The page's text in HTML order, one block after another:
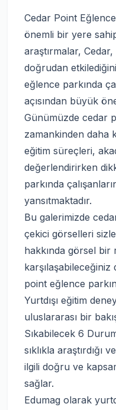
Cedar Point
önemli bir yere
araştırmalar,
doğrudan
eğlence parkında
açısından büyük
Günümüzde cedar
zamankinden daha
eğitim süreçleri,
değerlendirirken
parkında
yansıtmaktadır.
Bu galerimizde
çekici görselleri
hakkında görsel bir
point eğlence
Yurtdışı eğitim
uluslararası bir
Sıkabilecek 6
sıklıkla araştırdığı
ilgili doğru ve
sağlar.
Edumag olarak